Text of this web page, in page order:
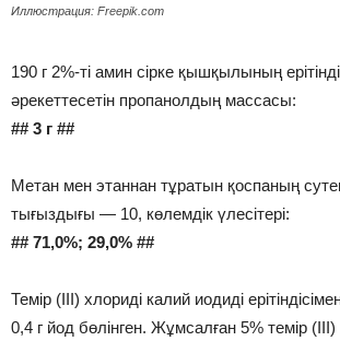
Иллюстрация: Freepik.com
190 г 2%-ті амин сірке қышқылының
әрекеттесетін пропанолдың массасы:
## 3 г ##
Метан мен этаннан тұратын қоспаның
тығыздығы — 10, көлемдік үлесітері:
## 71,0%; 29,0% ##
Темір (III) хлориді калий иодиді
0,4 г йод бөлінген. Жұмсалған 5% темір (III)